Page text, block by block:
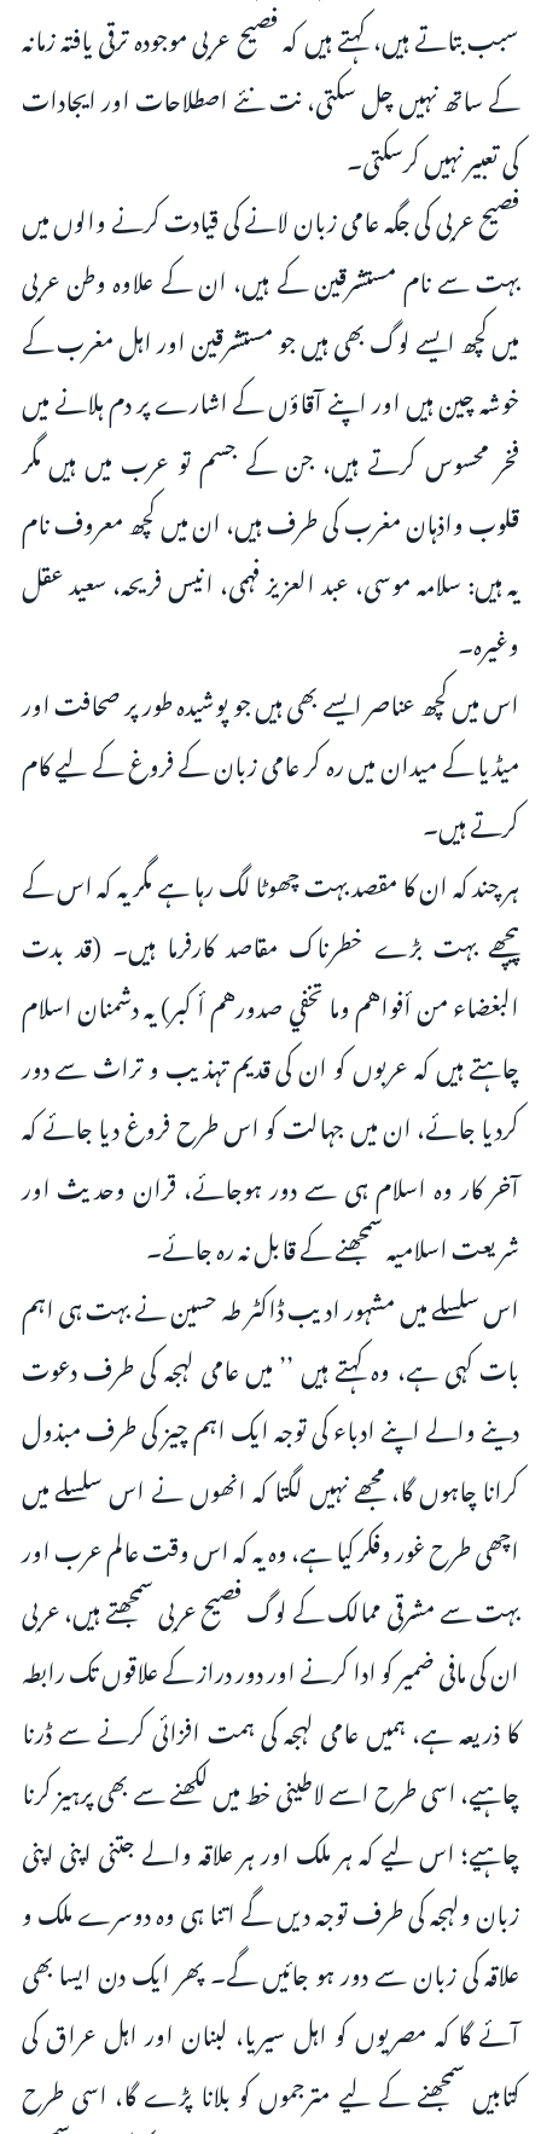
سبب بتاتے ہیں، کہتے ہیں کہ فصیح عربی موجودہ ترقی یافتہ زمانہ
کے ساتھ نہیں چل سکتی، نت نئے اصطلاحات اور ایجادات
کی تعبیر نہیں کرسکتی۔
فصیح عربی کی جگہ عامی زبان لانے کی قیادت کرنے والوں میں
بہت سے نام مستشرقین کے ہیں، ان کے علاوہ وطن عربی
میں کچھ ایسے لوگ بھی ہیں جو مستشرقین اور اہل مغرب کے
خوشہ چین ہیں اور اپنے آقاؤں کے اشارے پر دم ہلانے میں
فخر محسوس کرتے ہیں، جن کے جسم تو عرب میں ہیں مگر
قلوب واذہان مغرب کی طرف ہیں، ان میں کچھ معروف نام
یہ ہیں: سلامہ موسی، عبد العزیز فہمی، انیس فریحہ، سعید عقل
وغیرہ۔
اس میں کچھ عناصر ایسے بھی ہیں جو پوشیدہ طور پر صحافت اور
میڈیا کے میدان میں رہ کر عامی زبان کے فروغ کے لیے کام
کرتے ہیں۔
ہر چند کہ ان کا مقصد بہت چھوٹا لگ رہا ہے مگر یہ کہ اس کے
پیچھے بہت بڑے خطرناک مقاصد کارفرما ہیں۔ (قد بدت
البغضاء من أفواهم وما تخفي صدورهم أكبر) یہ دشمنان اسلام
چاہتے ہیں کہ عربوں کو ان کی قدیم تہذیب و تراث سے دور
کردیا جائے، ان میں جہالت کو اس طرح فروغ دیا جائے کہ
آخر کار وہ اسلام ہی سے دور ہوجائے، قران وحدیث اور
شریعت اسلامیہ سمجھنے کے قابل نہ رہ جائے۔
اس سلسلے میں مشہور ادیب ڈاکٹر طہ حسین نے بہت ہی اہم
بات کہی ہے، وہ کہتے ہیں ’’ میں عامی لہجہ کی طرف دعوت
دینے والے اپنے ادباء کی توجہ ایک اہم چیز کی طرف مبذول
کرانا چاہوں گا، مجھے نہیں لگتا کہ انھوں نے اس سلسلے میں
اچھی طرح غور وفکر کیا ہے، وہ یہ کہ اس وقت عالم عرب اور
بہت سے مشرقی ممالک کے لوگ فصیح عربی سمجھتے ہیں، عربی
ان کی مافی ضمیر کو ادا کرنے اور دور دراز کے علاقوں تک رابطہ
کا ذریعہ ہے، ہمیں عامی لہجہ کی ہمت افزائی کرنے سے ڈرنا
چاہیے، اسی طرح اسے لاطینی خط میں لکھنے سے بھی پرہیز کرنا
چاہیے؛ اس لیے کہ ہر ملک اور ہر علاقہ والے جتنی اپنی اپنی
زبان ولہجہ کی طرف توجہ دیں گے اتنا ہی وہ دوسرے ملک و
علاقہ کی زبان سے دور ہو جائیں گے۔ پھر ایک دن ایسا بھی
آئے گا کہ مصریوں کو اہل سیریا، لبنان اور اہل عراق کی
کتابیں سمجھنے کے لیے مترجموں کو بلانا پڑے گا، اسی طرح